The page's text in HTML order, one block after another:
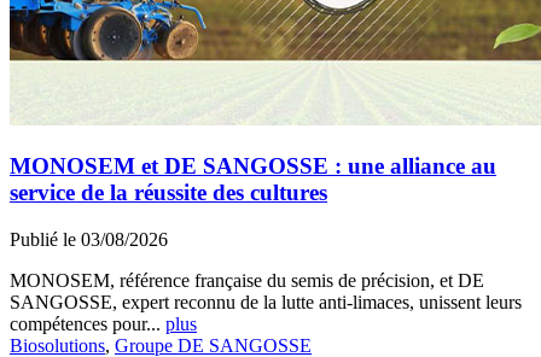
MONOSEM et DE SANGOSSE : une alliance au
service de la réussite des cultures
Publié le 03/08/2026
MONOSEM, référence française du semis de précision, et DE
SANGOSSE, expert reconnu de la lutte anti-limaces, unissent leurs
compétences pour... plus
Biosolutions, Groupe DE SANGOSSE